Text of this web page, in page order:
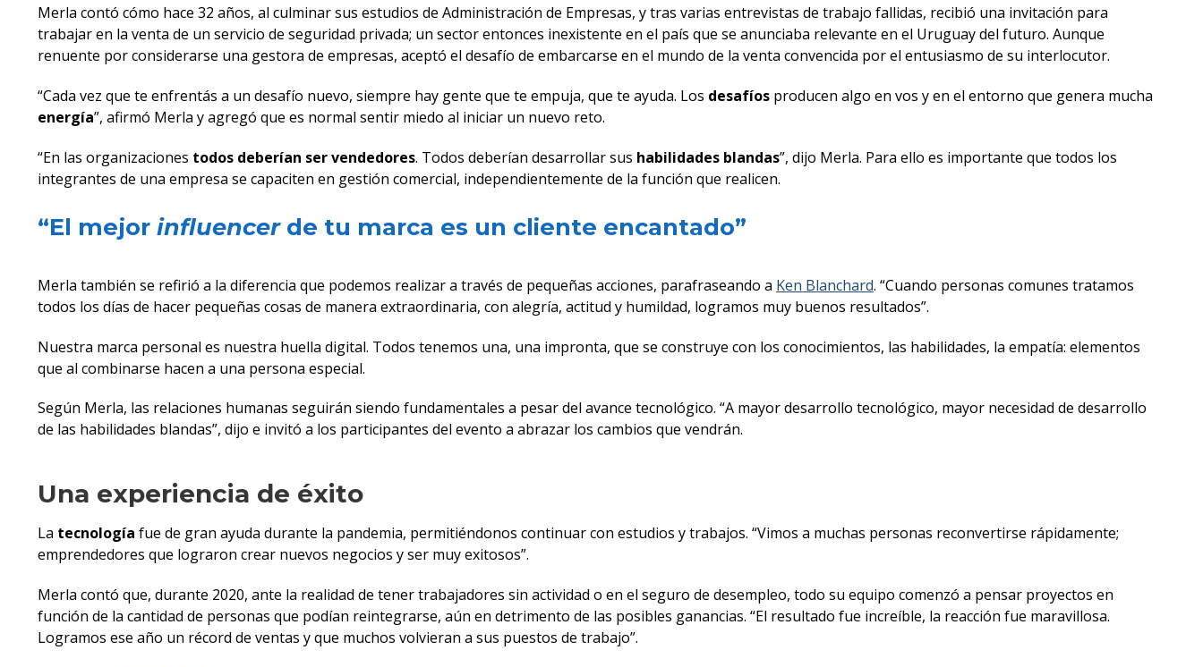
Merla contó cómo hace 32 años, al culminar sus estudios de Administración de Empresas, y tras varias entrevistas de trabajo fallidas, recibió una invitación para
trabajar en la venta de un servicio de seguridad privada; un sector entonces inexistente en el país que se anunciaba relevante en el Uruguay del futuro. Aunque
renuente por considerarse una gestora de empresas, aceptó el desafío de embarcarse en el mundo de la venta convencida por el entusiasmo de su interlocutor.
“Cada vez que te enfrentás a un desafío nuevo, siempre hay gente que te empuja, que te ayuda. Los desafíos producen algo en vos y en el entorno que genera mucha
energía”, afirmó Merla y agregó que es normal sentir miedo al iniciar un nuevo reto.
“En las organizaciones todos deberían ser vendedores. Todos deberían desarrollar sus habilidades blandas”, dijo Merla. Para ello es importante que todos los
integrantes de una empresa se capaciten en gestión comercial, independientemente de la función que realicen.
“El mejor influencerde tu marca es un cliente encantado”
Merla también se refirió a la diferencia que podemos realizar a través de pequeñas acciones, parafraseando a Ken Blanchard. “Cuando personas comunes tratamos
todos los días de hacer pequeñas cosas de manera extraordinaria, con alegría, actitud y humildad, logramos muy buenos resultados”.
Nuestra marca personal es nuestra huella digital. Todos tenemos una, una impronta, que se construye con los conocimientos, las habilidades, la empatía: elementos
que al combinarse hacen a una persona especial.
Según Merla, las relaciones humanas seguirán siendo fundamentales a pesar del avance tecnológico. “A mayor desarrollo tecnológico, mayor necesidad de desarrollo
de las habilidades blandas”, dijo e invitó a los participantes del evento a abrazar los cambios que vendrán.
Una experiencia de éxito
La tecnología fue de gran ayuda durante la pandemia, permitiéndonos continuar con estudios y trabajos. “Vimos a muchas personas reconvertirse rápidamente;
emprendedores que lograron crear nuevos negocios y ser muy exitosos”.
Merla contó que, durante 2020, ante la realidad de tener trabajadores sin actividad o en el seguro de desempleo, todo su equipo comenzó a pensar proyectos en
función de la cantidad de personas que podían reintegrarse, aún en detrimento de las posibles ganancias. “El resultado fue increíble, la reacción fue maravillosa.
Logramos ese año un récord de ventas y que muchos volvieran a sus puestos de trabajo”.